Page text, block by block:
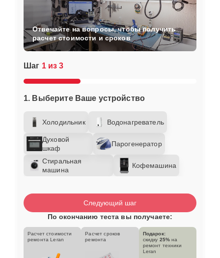
Шаг 1 из 3
1. Выберите Ваше устройство
Холодильник Водонагреватель
Духовой
шкаф
Парогенератор
Стиральная
машина
Кофемашина
Отвечайте на вопросы, чтобы получить
расчет стоимости и сроков
Следующий шаг
По окончанию теста вы получаете:
Расчет стоимости
ремонта Leran
Расчет сроков
ремонта
Подарок:
скидку 25% на
ремонт техники
Leran